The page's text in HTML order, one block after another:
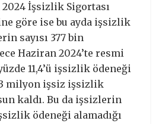
2024 İşsizlik Sigortası
göre ise bu ayda işsizlik
sayısı 377 bin
Haziran 2024’te resmi
11,4’ü işsizlik ödeneği
milyon işsiz işsizlik
kaldı. Bu da işsizlerin
ödeneği alamadığı